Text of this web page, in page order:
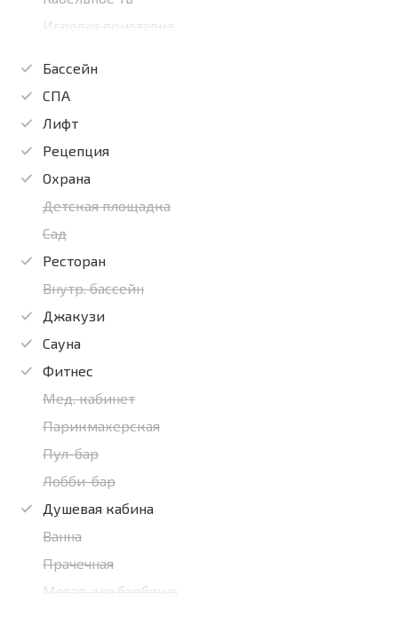
Игровая приставка
Бассейн
СПА
Лифт
Рецепция
Охрана
Детская площадка
Сад
Ресторан
Внутр. бассейн
Джакузи
Сауна
Фитнес
Мед. кабинет
Парикмахерская
Пул-бар
Лобби-бар
Душевая кабина
Ванна
Прачечная
Место для барбекю